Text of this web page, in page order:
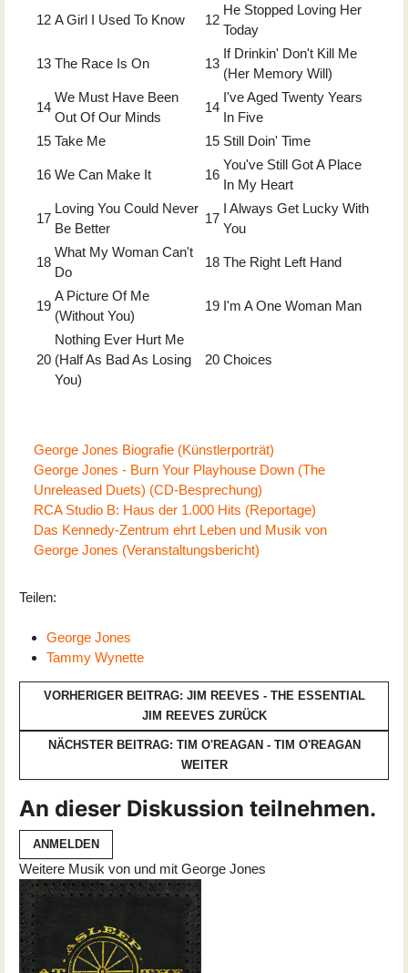
12 A Girl I Used To Know 12
He Stopped Loving Her
Today
13 The Race Is On 13
If Drinkin' Don't Kill Me
(Her Memory Will)
14
We Must Have Been
Out Of Our Minds
14
I've Aged Twenty Years
In Five
15 Take Me 15 Still Doin' Time
16 We Can Make It 16
You've Still Got A Place
In My Heart
17
Loving You Could Never
Be Better
17
I Always Get Lucky With
You
18
What My Woman Can't
Do
18 The Right Left Hand
19
A Picture Of Me
(Without You)
19 I'm A One Woman Man
20
Nothing Ever Hurt Me
(Half As Bad As Losing
You)
20 Choices
George Jones Biografie (Künstlerporträt)
George Jones - Burn Your Playhouse Down (The
Unreleased Duets) (CD-Besprechung)
RCA Studio B: Haus der 1.000 Hits (Reportage)
Das Kennedy-Zentrum ehrt Leben und Musik von
George Jones (Veranstaltungsbericht)
Teilen:
George Jones
Tammy Wynette
VORHERIGER BEITRAG: JIM REEVES - THE ESSENTIAL
JIM REEVES ZURÜCK
NÄCHSTER BEITRAG: TIM O'REAGAN - TIM O'REAGAN
WEITER
An dieser Diskussion teilnehmen.
ANMELDEN
Weitere Musik von und mit George Jones